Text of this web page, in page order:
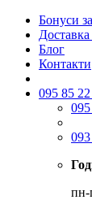
Бонуси
Доставка
Блог
Контакти
095 85
пн-